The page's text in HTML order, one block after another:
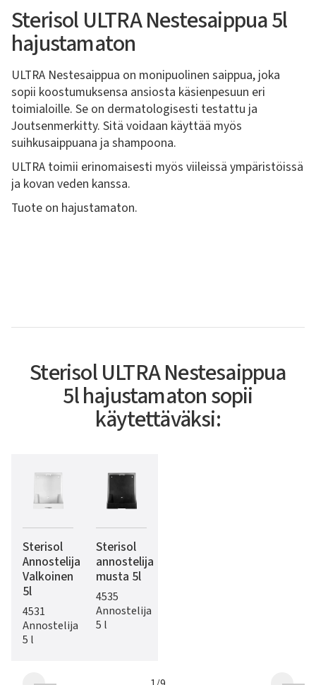
Sterisol ULTRA Nestesaippua 5l
hajustamaton
ULTRA Nestesaippua on monipuolinen saippua, joka
sopii koostumuksensa ansiosta käsienpesuun eri
toimialoille. Se on dermatologisesti testattu ja
Joutsenmerkitty. Sitä voidaan käyttää myös
suihkusaippuana ja shampoona.
ULTRA toimii erinomaisesti myös viileissä ympäristöissä
ja kovan veden kanssa.
Tuote on hajustamaton.
Sterisol ULTRA Nestesaippua
5l hajustamaton sopii
käytettäväksi:
Sterisol
Annostelija
Valkoinen
5l
4531
Annostelija
5 l
Sterisol
annostelija
musta 5l
4535
Annostelija
5 l